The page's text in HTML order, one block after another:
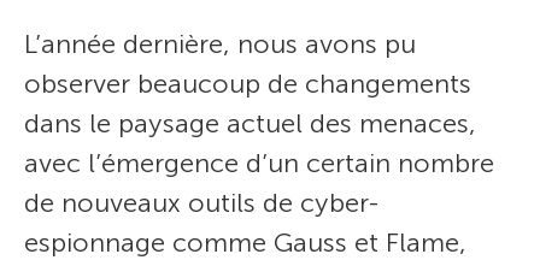
L’année dernière, nous avons pu
observer beaucoup de changements
dans le paysage actuel des menaces,
avec l’émergence d’un certain nombre
de nouveaux outils de cyber-
espionnage comme Gauss et Flame,